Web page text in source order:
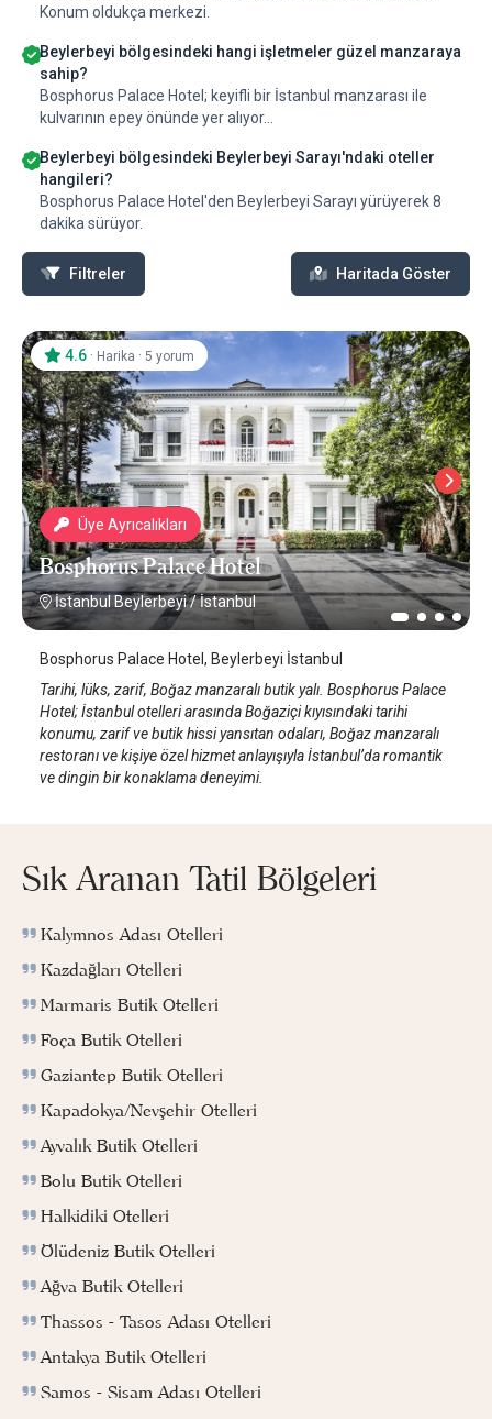
Konum oldukça merkezi.
Beylerbeyi bölgesindeki hangi işletmeler güzel manzaraya
sahip?
Bosphorus Palace Hotel; keyifli bir İstanbul manzarası ile
kulvarının epey önünde yer alıyor...
Beylerbeyi bölgesindeki Beylerbeyi Sarayı'ndaki oteller
hangileri?
Bosphorus Palace Hotel'den Beylerbeyi Sarayı yürüyerek 8
dakika sürüyor.
Filtreler Haritada Göster
Üye Ayrıcalıkları
Bosphorus Palace Hotel
İstanbul Beylerbeyi/İstanbul
4.6 · Harika · 5 yorum
Bosphorus Palace Hotel, Beylerbeyi İstanbul
Tarihi, lüks, zarif, Boğaz manzaralı butik yalı. Bosphorus Palace
Hotel; İstanbul otelleri arasında Boğaziçi kıyısındaki tarihi
konumu, zarif ve butik hissi yansıtan odaları, Boğaz manzaralı
restoranı ve kişiye özel hizmet anlayışıyla İstanbul’da romantik
ve dingin bir konaklama deneyimi.
Sık Aranan Tatil Bölgeleri
Kalymnos Adası Otelleri
Kazdağları Otelleri
Marmaris Butik Otelleri
Foça Butik Otelleri
Gaziantep Butik Otelleri
Kapadokya/Nevşehir Otelleri
Ayvalık Butik Otelleri
Bolu Butik Otelleri
Halkidiki Otelleri
Ölüdeniz Butik Otelleri
Ağva Butik Otelleri
Thassos - Tasos Adası Otelleri
Antakya Butik Otelleri
Samos - Sisam Adası Otelleri